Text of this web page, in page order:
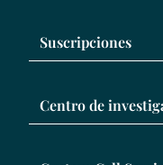
Suscripciones
Centro de